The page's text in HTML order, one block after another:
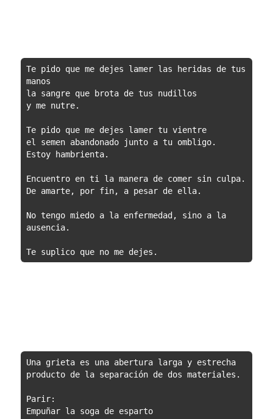
Te pido que me dejes lamer las heridas de tus
manos
la sangre que brota de tus nudillos
y me nutre.
Te pido que me dejes lamer tu vientre
el semen abandonado junto a tu ombligo.
Estoy hambrienta.
Encuentro en ti la manera de comer sin culpa.
De amarte, por fin, a pesar de ella.
No tengo miedo a la enfermedad, sino a la
ausencia.
Te suplico que no me dejes.
Una grieta es una abertura larga y estrecha
producto de la separación de dos materiales.
Parir:
Empuñar la soga de esparto